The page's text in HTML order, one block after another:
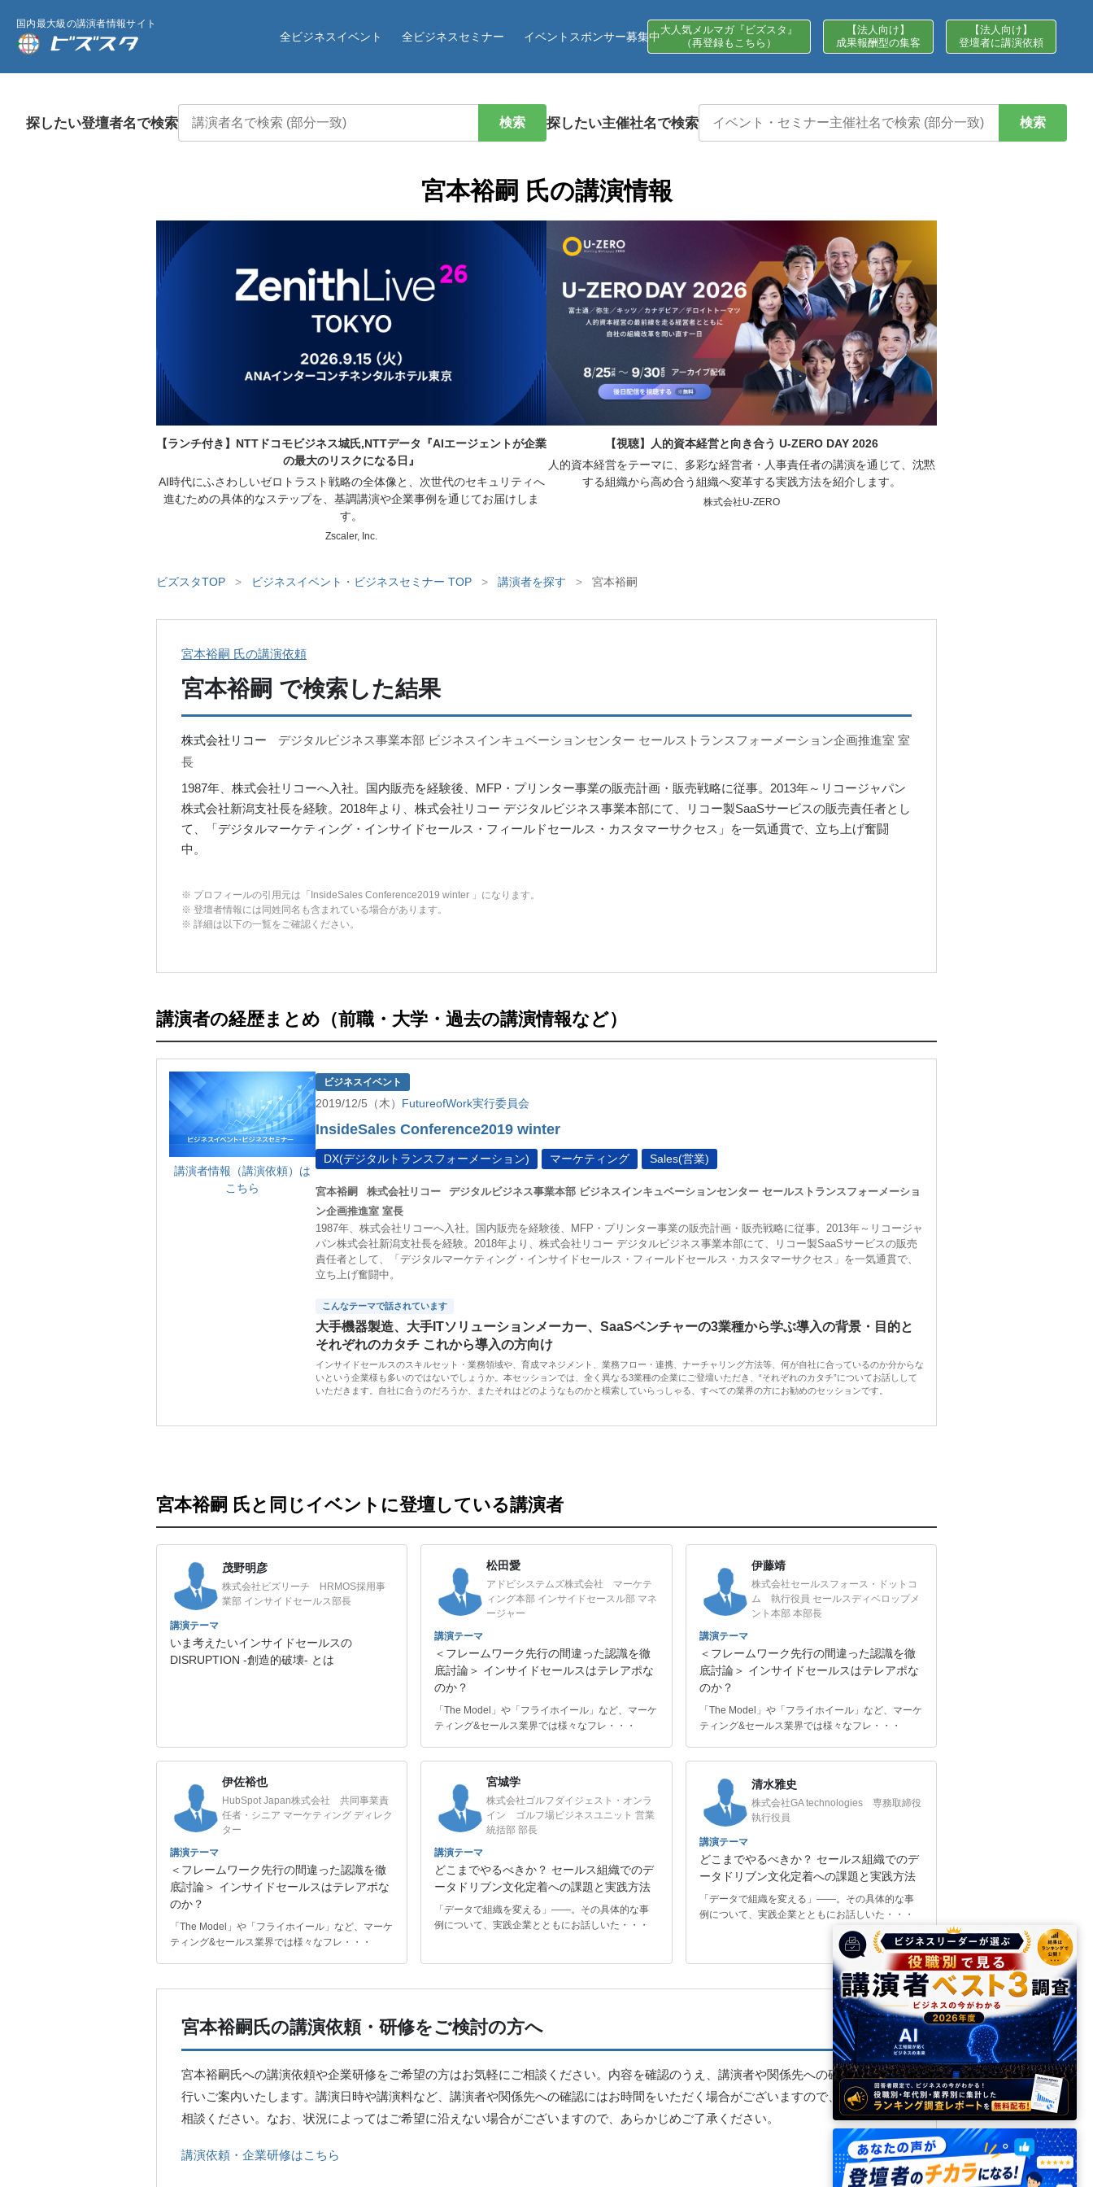
国内最大級の講演者情報サイト
全ビジネスイベント 全ビジネスセミナー イベントスポンサー募集中 大人気メルマガ『ビズスタ』
（再登録もこちら）
【法人向け】
成果報酬型の集客
【法人向け】
登壇者に講演依頼
探したい登壇者名で検索 検索 探したい主催社名で検索 検索
宮本裕嗣 氏の講演情報
【ランチ付き】NTTドコモビジネス城氏,NTTデータ『AIエージェントが企業
の最大のリスクになる日』
AI時代にふさわしいゼロトラスト戦略の全体像と、次世代のセキュリティへ
進むための具体的なステップを、基調講演や企業事例を通じてお届けしま
す。
Zscaler, Inc.
【視聴】人的資本経営と向き合う U-ZERO DAY 2026
人的資本経営をテーマに、多彩な経営者・人事責任者の講演を通じて、沈黙
する組織から高め合う組織へ変革する実践方法を紹介します。
株式会社U-ZERO
ビズスタTOP > ビジネスイベント・ビジネスセミナー TOP > 講演者を探す > 宮本裕嗣
宮本裕嗣 氏の講演依頼
宮本裕嗣 で検索した結果
株式会社リコー
デジタルビジネス事業本部 ビジネスインキュベーションセンター セールストランスフォーメーション企画推進室 室
長
1987年、株式会社リコーへ入社。国内販売を経験後、MFP・プリンター事業の販売計画・販売戦略に従事。2013年～リコージャパン
株式会社新潟支社長を経験。2018年より、株式会社リコー デジタルビジネス事業本部にて、リコー製SaaSサービスの販売責任者とし
て、「デジタルマーケティング・インサイドセールス・フィールドセールス・カスタマーサクセス」を一気通貫で、立ち上げ奮闘
中。
※ プロフィールの引用元は「InsideSales Conference2019 winter 」になります。
※ 登壇者情報には同姓同名も含まれている場合があります。
※ 詳細は以下の一覧をご確認ください。
講演者の経歴まとめ（前職・大学・過去の講演情報など）
講演者情報（講演依頼）は
こちら
ビジネスイベント
2019/12/5（木） FutureofWork実行委員会
InsideSales Conference2019 winter
DX(デジタルトランスフォーメーション) マーケティング Sales(営業)
宮本裕嗣 株式会社リコー
デジタルビジネス事業本部 ビジネスインキュベーションセンター セールストランスフォーメーショ
ン企画推進室 室長
1987年、株式会社リコーへ入社。国内販売を経験後、MFP・プリンター事業の販売計画・販売戦略に従事。2013年～リコージャ
パン株式会社新潟支社長を経験。2018年より、株式会社リコー デジタルビジネス事業本部にて、リコー製SaaSサービスの販売
責任者として、「デジタルマーケティング・インサイドセールス・フィールドセールス・カスタマーサクセス」を一気通貫で、
立ち上げ奮闘中。
こんなテーマで話されています
大手機器製造、大手ITソリューションメーカー、SaaSベンチャーの3業種から学ぶ導入の背景・目的と
それぞれのカタチ これから導入の方向け
インサイドセールスのスキルセット・業務領域や、育成マネジメント、業務フロー・連携、ナーチャリング方法等、何が自社に合っているのか分からな
いという企業様も多いのではないでしょうか。本セッションでは、全く異なる3業種の企業にご登壇いただき、“それぞれのカタチ”についてお話しして
いただきます。自社に合うのだろうか、またそれはどのようなものかと模索していらっしゃる、すべての業界の方にお勧めのセッションです。
宮本裕嗣 氏と同じイベントに登壇している講演者
茂野明彦
株式会社ビズリーチ HRMOS採用事
業部 インサイドセールス部長
講演テーマ
いま考えたいインサイドセールスの
DISRUPTION -創造的破壊- とは
松田愛
アドビシステムズ株式会社 マーケテ
ィング本部 インサイドセースル部 マネ
ージャー
講演テーマ
＜フレームワーク先行の間違った認識を徹
底討論＞ インサイドセールスはテレアポな
のか？
「The Model」や「フライホイール」など、マーケ
ティング&セールス業界では様々なフレ・・・
伊藤靖
株式会社セールスフォース・ドットコ
ム 執行役員 セールスディベロップメ
ント本部 本部長
講演テーマ
＜フレームワーク先行の間違った認識を徹
底討論＞ インサイドセールスはテレアポな
のか？
「The Model」や「フライホイール」など、マーケ
ティング&セールス業界では様々なフレ・・・
伊佐裕也
HubSpot Japan株式会社 共同事業責
任者・シニア マーケティング ディレク
ター
講演テーマ
＜フレームワーク先行の間違った認識を徹
底討論＞ インサイドセールスはテレアポな
のか？
「The Model」や「フライホイール」など、マーケ
ティング&セールス業界では様々なフレ・・・
宮城学
株式会社ゴルフダイジェスト・オンラ
イン ゴルフ場ビジネスユニット 営業
統括部 部長
講演テーマ
どこまでやるべきか？ セールス組織でのデ
ータドリブン文化定着への課題と実践方法
「データで組織を変える」――。その具体的な事
例について、実践企業とともにお話しいた・・・
清水雅史
株式会社GA technologies 専務取締役
執行役員
講演テーマ
どこまでやるべきか？ セールス組織でのデ
ータドリブン文化定着への課題と実践方法
「データで組織を変える」――。その具体的な事
例について、実践企業とともにお話しいた・・・
宮本裕嗣氏の講演依頼・研修をご検討の方へ
宮本裕嗣氏への講演依頼や企業研修をご希望の方はお気軽にご相談ください。内容を確認のうえ、講演者や関係先への確認・調整を
行いご案内いたします。講演日時や講演料など、講演者や関係先への確認にはお時間をいただく場合がございますので、お早めにご
相談ください。なお、状況によってはご希望に沿えない場合がございますので、あらかじめご了承ください。
講演依頼・企業研修はこちら